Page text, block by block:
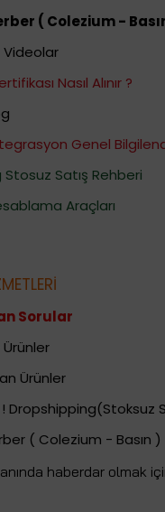
( Colezium -
Videolar
Nasıl Alınır ?
Genel
Satış Rehberi
Araçları
Sorular
Ürünler
Dropshipping(Stoksuz
( Colezium - Basın )
haberdar olmak